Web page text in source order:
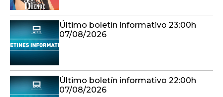
Último boletín informativo 23:00h
07/08/2026
Último boletín informativo 22:00h
07/08/2026